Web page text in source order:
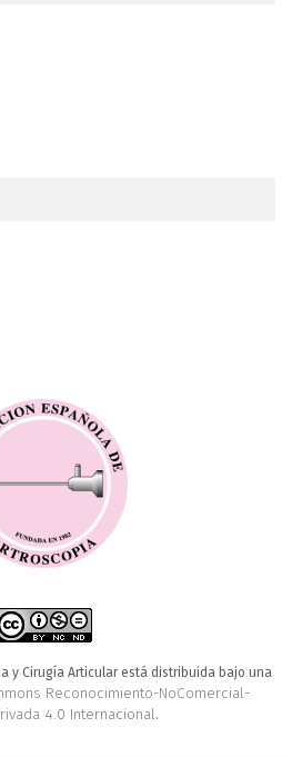
y Cirugía Articular está distribuida bajo una
Reconocimiento-NoComercial-
4.0 Internacional.